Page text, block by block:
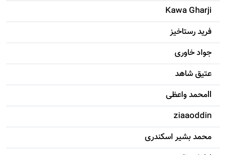
Kawa Gharji
فرید رستاخیز
جواد خاوری
عتیق شاهد
llمحمد واعظی
ziaaoddin
محمد بشیر اسکندری